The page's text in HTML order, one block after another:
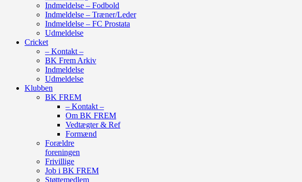
Indmeldelse – Fodbold
Indmeldelse – Træner/Leder
Indmeldelse – FC Prostata
Udmeldelse
Cricket
– Kontakt –
BK Frem Arkiv
Indmeldelse
Udmeldelse
Klubben
BK FREM
– Kontakt –
Om BK FREM
Vedtægter & Ref
Formænd
Forældre
foreningen
Frivillige
Job i BK FREM
Støttemedlem